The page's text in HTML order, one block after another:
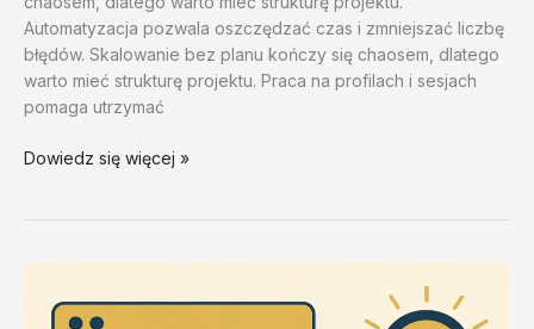
Automatyzacja pozwala oszczędzać czas i zmniejszać liczbę
błędów. Skalowanie bez planu kończy się chaosem, dlatego
warto mieć strukturę projektu. Praca na profilach i sesjach
pomaga utrzymać
Narzędzia
fingerprint
test
Dowiedz się więcej »